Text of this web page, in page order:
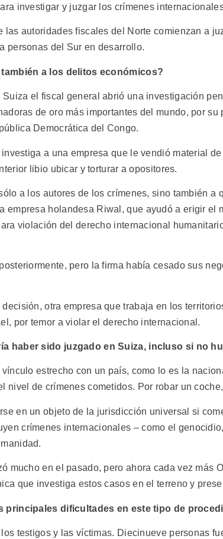
investigar y juzgar los crímenes
las autoridades fiscales del Norte comienzan a
personas del Sur en desarrollo.
también a los delitos económicos?
Suiza el fiscal general abrió una investigación
de oro más importantes del mundo, por su
Democrática del Congo.
a una empresa que le vendió material
libio ubicar y torturar a opositores.
a los autores de los crímenes, sino también a
empresa holandesa Riwal, que ayudó a erigir el
violación del derecho internacional
pero la firma había cesado sus
otra empresa que trabaja en los
por temor a violar el derecho internacional.
haber sido juzgado en Suiza, incluso si no
estrecho con un país, como lo es la
nivel de crímenes cometidos. Por robar un
en un objeto de la jurisdicción universal si
crímenes internacionales – como el
mucho en el pasado, pero ahora cada vez más
que investiga estos casos en el terreno y
principales dificultades en este tipo de
testigos y las víctimas. Diecinueve personas